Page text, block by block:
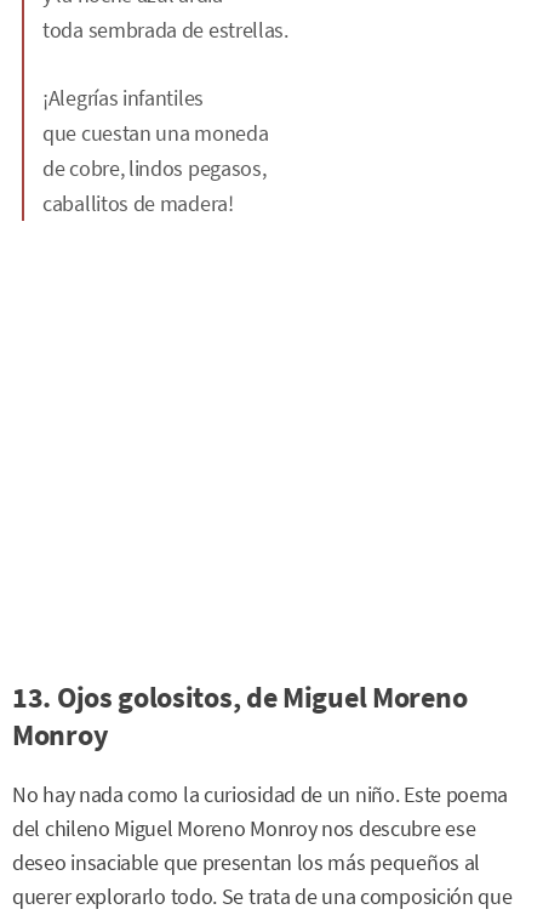
toda sembrada de estrellas.
¡Alegrías infantiles
que cuestan una moneda
de cobre, lindos pegasos,
caballitos de madera!
13. Ojos golositos, de Miguel Moreno
Monroy
No hay nada como la curiosidad de un niño. Este poema
del chileno Miguel Moreno Monroy nos descubre ese
deseo insaciable que presentan los más pequeños al
querer explorarlo todo. Se trata de una composición que